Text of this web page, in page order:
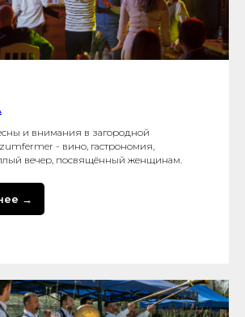
и внимания в загородной
- вино, гастрономия,
вечер, посвящённый женщинам.
→